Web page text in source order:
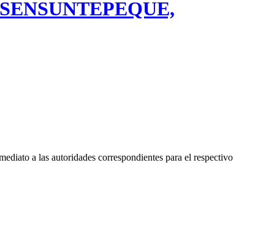
a las autoridades correspondientes para el respectivo